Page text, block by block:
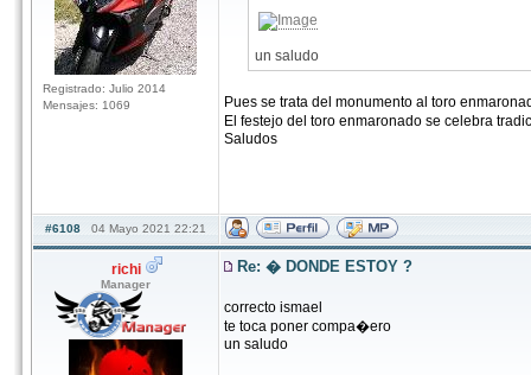
Registrado: Julio 2014
Mensajes: 1069
un saludo
Pues se trata del monumento al toro
El festejo del toro enmaronado se celebra
Saludos
#6108 04 Mayo 2021 22:21
richi
Manager
Re: � DONDE ESTOY ?
correcto ismael
te toca poner compa�ero
un saludo